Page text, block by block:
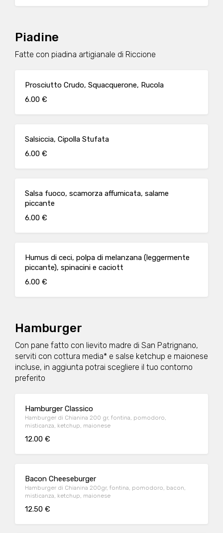
Piadine
Fatte con piadina artigianale di Riccione
Prosciutto Crudo, Squacquerone, Rucola
6.00 €
Salsiccia, Cipolla Stufata
6.00 €
Salsa fuoco, scamorza affumicata, salame
piccante
6.00 €
Humus di ceci, polpa di melanzana (leggermente
piccante), spinacini e caciott
6.00 €
Hamburger
Con pane fatto con lievito madre di San Patrignano,
serviti con cottura media* e salse ketchup e maionese
incluse, in aggiunta potrai scegliere il tuo contorno
preferito
Hamburger Classico
Hamburger di Chianina 200 gr, fontina, pomodoro,
misticanza, ketchup, maionese
12.00 €
Bacon Cheeseburger
Hamburger di Chianina 200gr, fontina, pomodoro, bacon,
misticanza, ketchup, maionese
12.50 €